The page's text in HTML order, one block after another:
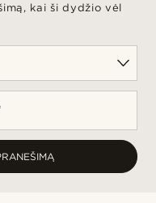
kai ši dydžio vėl